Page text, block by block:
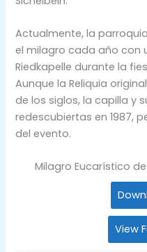
Actualmente, la
el milagro cada año con
Riedkapelle durante la
Aunque la Reliquia
de los siglos, la capilla y
redescubiertas en 1987,
del evento.
Milagro Eucarístico de
View